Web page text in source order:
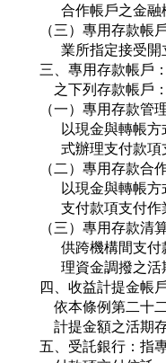
合作帳戶之金融
（三）專用存款帳
業所指定接受
三、專用存款帳戶
    之下列存款帳戶：
（一）專用存款管
以現金與轉
式辦理支付款
（二）專用存款合
以現金與轉
支付款項支付
（三）專用存款清
供跨機構間
理資金調撥之
四、收益計提金帳
依本條例第二
計提金額之活期
五、受託銀行：指